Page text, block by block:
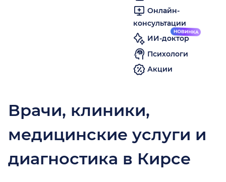
Онлайн-
консультации
ИИ-доктор
Психологи
Акции
Врачи, клиники,
медицинские услуги и
диагностика в Кирсе